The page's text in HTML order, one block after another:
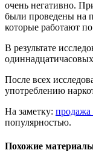
очень негативно.
были проведены на
которые работают
В результате
После всех
употреблению
На заметку: продажа
популярностью.
Похожие